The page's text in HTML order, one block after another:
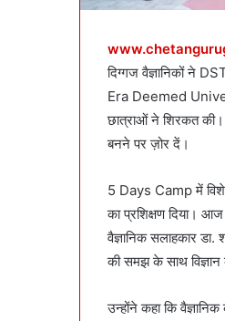
दिग्गज वैज्ञानिकों ने
Era Deemed
छात्राओं ने शिरकत
बनने पर ज़ोर दें।
5 Days Camp में
का प्रशिक्षण दिया।
वैज्ञानिक सलाहकार
की समझ के साथ विज्ञान
उन्होंने कहा कि